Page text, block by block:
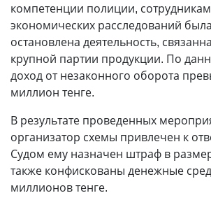
компетенции полиции,
экономических расследований
остановлена деятельность,
крупной партии продукции. По
доход от незаконного оборота
миллион тенге.
В результате проведенных
организатор схемы привлечен к
Судом ему назначен штраф в
также конфискованы денежные
миллионов тенге.